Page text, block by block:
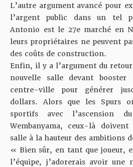
L’autre argument avancé pour
l’argent public dans un tel
Antonio est le 27e marché en
leurs propriétaires ne peuvent
des coûts de construction.
Enfin, il y a l’argument du
nouvelle salle devant booster
centre-ville pour générer
dollars. Alors que les Spurs
sportifs avec l’ascension
Wembanyama, ceux-là doivent
salle à la hauteur des ambitions
« Bien sûr, en tant que joueur,
l’équipe, j’adorerais avoir une